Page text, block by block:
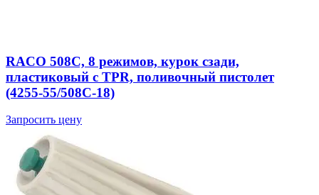
RACO 508C, 8 режимов, курок сзади,
пластиковый с TPR, поливочный пистолет
(4255-55/508C-18)
Запросить цену